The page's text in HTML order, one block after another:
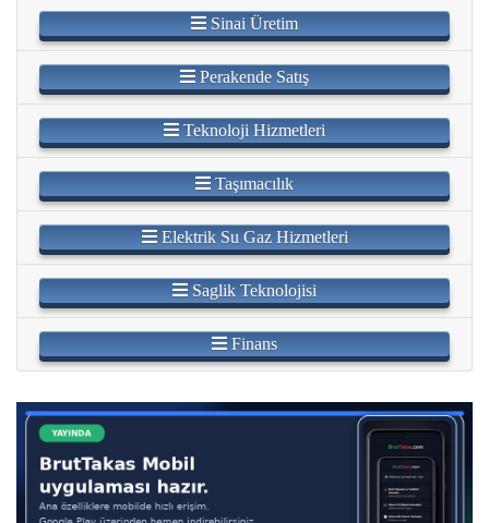
Sinai Üretim
Perakende Satış
Teknoloji Hizmetleri
Taşımacılık
Elektrik Su Gaz Hizmetleri
Saglik Teknolojisi
Finans